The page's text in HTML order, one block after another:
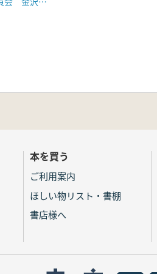
本を買う
ご利用案内
ほしい物リスト・書棚
書店様へ